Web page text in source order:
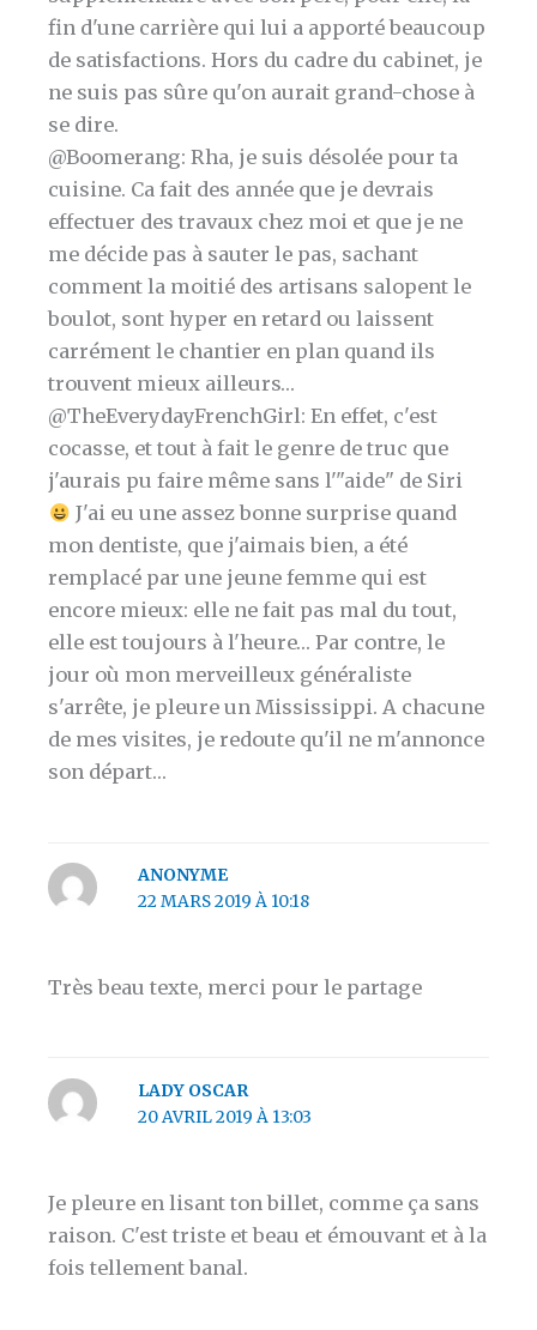
fin d'une carrière qui lui a apporté beaucoup
de satisfactions. Hors du cadre du cabinet, je
ne suis pas sûre qu'on aurait grand-chose à
se dire.
@Boomerang: Rha, je suis désolée pour ta
cuisine. Ca fait des année que je devrais
effectuer des travaux chez moi et que je ne
me décide pas à sauter le pas, sachant
comment la moitié des artisans salopent le
boulot, sont hyper en retard ou laissent
carrément le chantier en plan quand ils
trouvent mieux ailleurs…
@TheEverydayFrenchGirl: En effet, c'est
cocasse, et tout à fait le genre de truc que
j'aurais pu faire même sans l'"aide" de Siri
J'ai eu une assez bonne surprise quand
mon dentiste, que j'aimais bien, a été
remplacé par une jeune femme qui est
encore mieux: elle ne fait pas mal du tout,
elle est toujours à l'heure… Par contre, le
jour où mon merveilleux généraliste
s'arrête, je pleure un Mississippi. A chacune
de mes visites, je redoute qu'il ne m'annonce
son départ…
ANONYME
22 MARS 2019 À 10:18
Très beau texte, merci pour le partage
LADY OSCAR
20 AVRIL 2019 À 13:03
Je pleure en lisant ton billet, comme ça sans
raison. C'est triste et beau et émouvant et à la
fois tellement banal.